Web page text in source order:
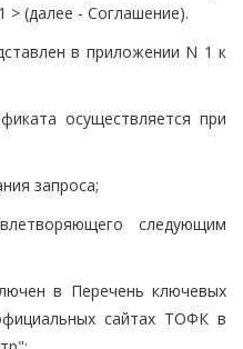
> (далее - Соглашение).
в приложении N 1 к
осуществляется при
запроса;
следующим
в Перечень ключевых
сайтах ТОФК в